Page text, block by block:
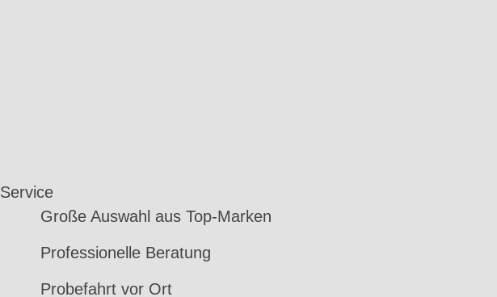
Service
Große Auswahl aus Top-Marken
Professionelle Beratung
Probefahrt vor Ort